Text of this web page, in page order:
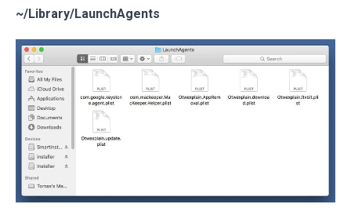
~/Library/LaunchAgents